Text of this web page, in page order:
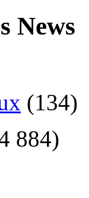
News
(134)
884)